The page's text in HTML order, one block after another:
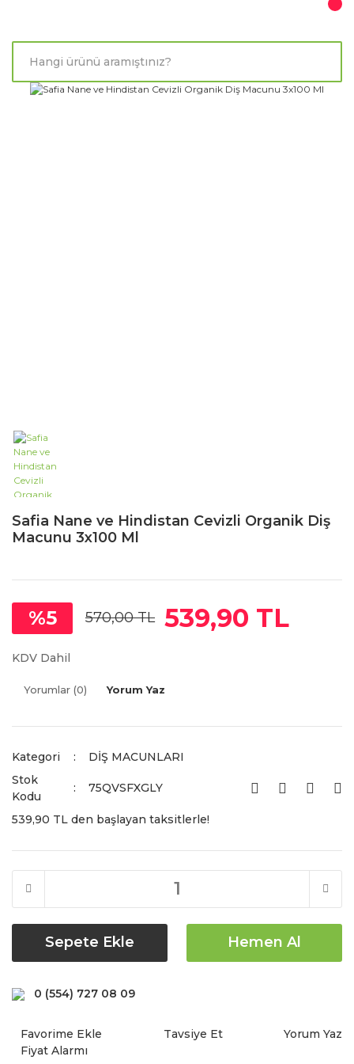
Safia Nane ve Hindistan Cevizli Organik Diş
Macunu 3x100 Ml
%5 570,00 TL 539,90 TL
KDV Dahil
Yorumlar (0) Yorum Yaz
Kategori
DİŞ MACUNLARI
Stok
Kodu
75QVSFXGLY
539,90 TL den başlayan taksitlerle!
Sepete Ekle Hemen Al
0 (554) 727 08 09
Tavsiye Et
Yorum Yaz
Fiyat Alarmı